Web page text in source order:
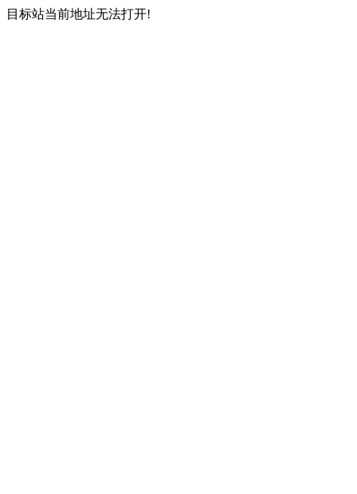
目标站当前地址无法打开!